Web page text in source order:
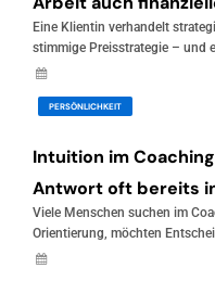
Eine Klientin verhandelt
stimmige Preisstrategie – und
PERSÖNLICHKEIT
Intuition im
Antwort oft bereits
Viele Menschen suchen im
Orientierung, möchten